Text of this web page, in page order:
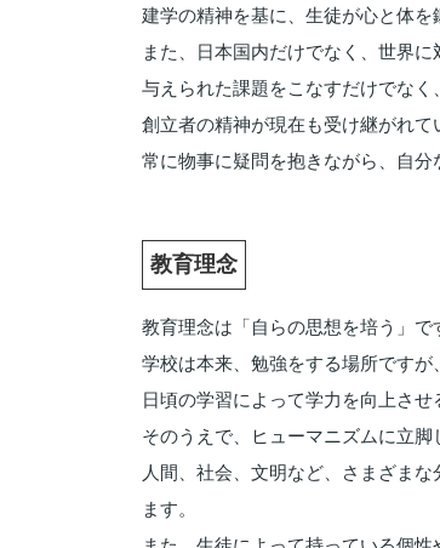
建学の精神を基に、生徒が心と体を
また、日本国内だけでなく、世界
与えられた課題をこなすだけでなく
創立者の精神が現在も受け継がれて
常に物事に疑問を抱きながら、自分
教育理念
教育理念は「自らの思想を培う」で
学校は本来、勉強をする場所ですが
日頃の学習によって学力を向上さ
そのうえで、ヒューマニズムに立脚
人間、社会、文明など、さまざま
ます。